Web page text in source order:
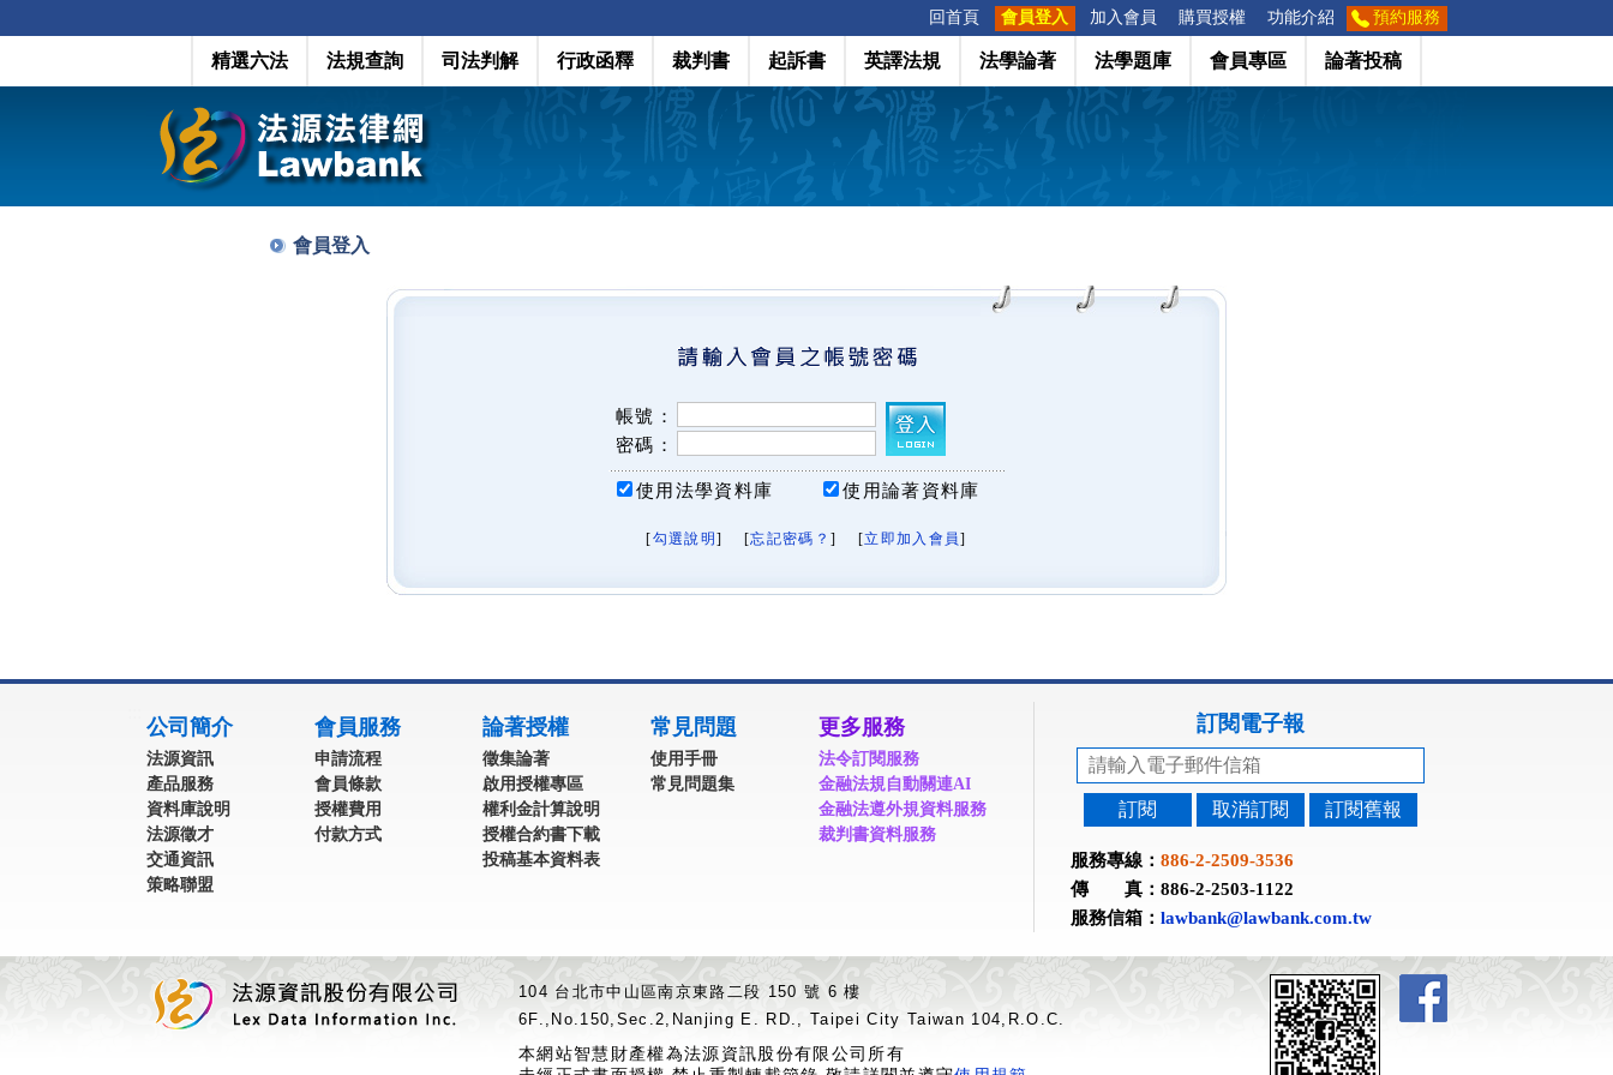
回首頁 會員登入 加入會員 購買授權 功能介紹 預約服務
精選六法 法規查詢 司法判解 行政函釋 裁判書 起訴書 英譯法規 法學論著 法學題庫 會員專區 論著投稿
會員登入
帳號：
密碼：
使用法學資料庫 使用論著資料庫
[勾選說明 ] [忘記密碼？ ] [立即加入會員]
公司簡介
法源資訊
產品服務
資料庫說明
法源徵才
交通資訊
策略聯盟
會員服務
申請流程
會員條款
授權費用
付款方式
論著授權
徵集論著
啟用授權專區
權利金計算說明
授權合約書下載
投稿基本資料表
常見問題
使用手冊
常見問題集
更多服務
法令訂閱服務
金融法規自動關連AI
金融法遵外規資料服務
裁判書資料服務
訂閱電子報
訂閱 取消訂閱 訂閱舊報
服務專線： 886-2-2509-3536
傳 真：886-2-2503-1122
服務信箱： lawbank@lawbank.com.tw
104 台北市中山區南京東路二段 150 號 6 樓
6F.,No.150,Sec.2,Nanjing E. RD., Taipei City Taiwan 104,R.O.C.
本網站智慧財產權為法源資訊股份有限公司所有